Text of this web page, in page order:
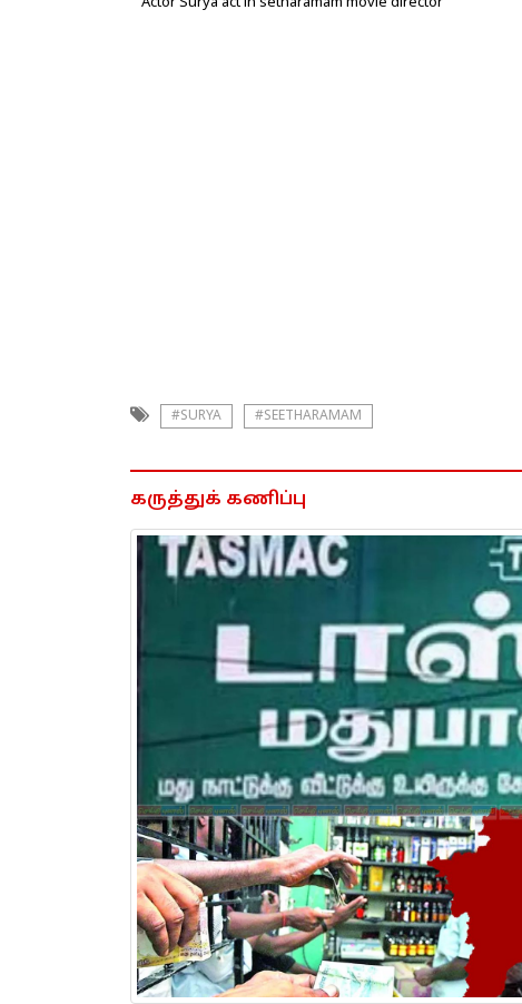
#SURYA #SEETHARAMAM
கருத்துக் கணிப்பு